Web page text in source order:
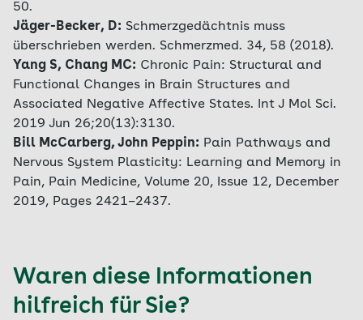
50.
Jäger-Becker, D: Schmerzgedächtnis muss
überschrieben werden. Schmerzmed. 34, 58 (2018).
Yang S, Chang MC: Chronic Pain: Structural and
Functional Changes in Brain Structures and
Associated Negative Affective States. Int J Mol Sci.
2019 Jun 26;20(13):3130.
Bill McCarberg, John Peppin: Pain Pathways and
Nervous System Plasticity: Learning and Memory in
Pain, Pain Medicine, Volume 20, Issue 12, December
2019, Pages 2421–2437.
Waren diese Informationen
hilfreich für Sie?